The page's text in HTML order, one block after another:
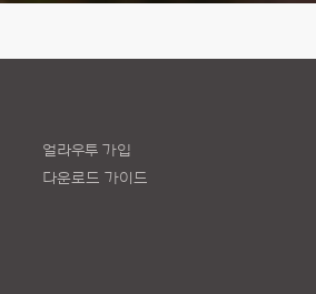
얼라우투 가입
다운로드 가이드